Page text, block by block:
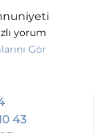
yorum
Gör
43